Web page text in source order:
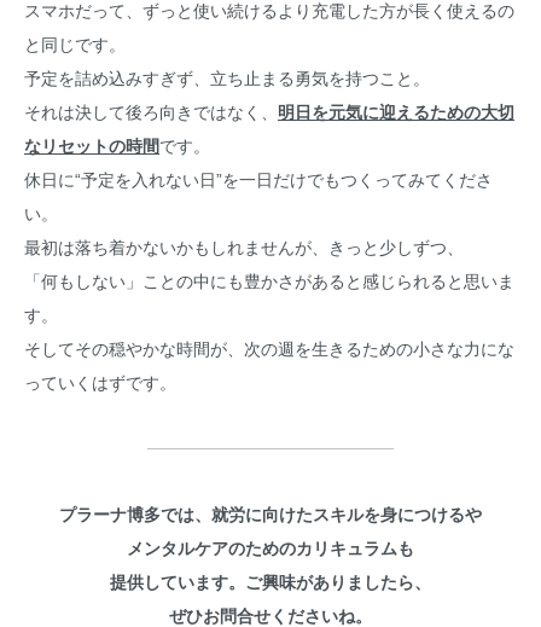
スマホだって、ずっと使い続けるより充電した方が長く使えるの
と同じです。
予定を詰め込みすぎず、立ち止まる勇気を持つこと。
それは決して後ろ向きではなく、 明日を元気に迎えるための大切
なリセットの時間です。
休日に“予定を入れない日”を一日だけでもつくってみてくださ
い。
最初は落ち着かないかもしれませんが、きっと少しずつ、
「何もしない」ことの中にも豊かさがあると感じられると思いま
す。
そしてその穏やかな時間が、次の週を生きるための小さな力にな
っていくはずです。
プラーナ博多では、就労に向けたスキルを身につけるや
メンタルケアのためのカリキュラムも
提供しています。ご興味がありましたら、
ぜひお問合せくださいね。